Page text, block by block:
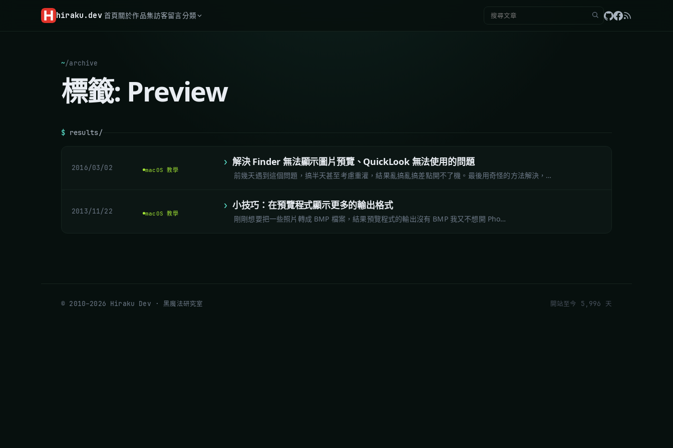
hiraku .dev 首頁關於作品集訪客留言分類 搜尋：
~/archive
標籤: Preview
$ results/
2016/03/02 macOS 教學
解決 Finder 無法顯示圖片預覽、QuickLook 無法使用的問題
前幾天遇到這個問題，搞半天甚至考慮重灌，結果亂搞亂搞差點開不了機。最後用奇怪的方法解決，…
2013/11/22 macOS 教學
小技巧：在預覽程式顯示更多的輸出格式
剛剛想要把一些照片轉成 BMP 檔案，結果預覽程式的輸出沒有 BMP 我又不想開 Pho…
© 2010–2026 Hiraku Dev · 黑魔法研究室 開站至今 5,996 天